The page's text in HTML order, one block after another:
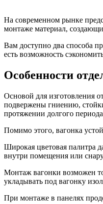
На современном рынке
монтаже материал,
Вам доступно два способа
есть возможность
Особенности
Основой для изготовления
подвержены гниению,
протяжении долгого
Помимо этого, вагонка
Широкая цветовая палитра
внутри помещения или
Монтаж вагонки возможен
укладывать под вагонку
При монтаже в панелях